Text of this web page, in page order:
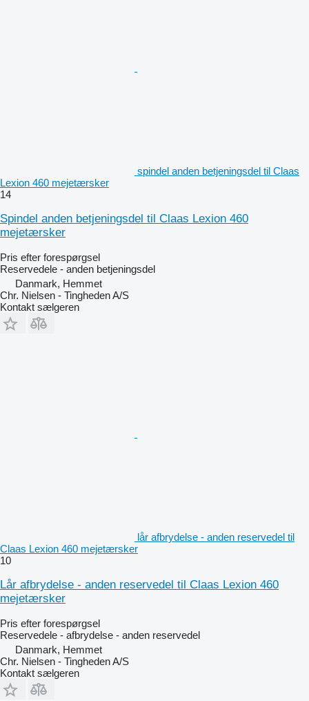
spindel anden betjeningsdel til Claas
Lexion 460 mejetærsker
14
Spindel anden betjeningsdel til Claas Lexion 460
mejetærsker
Pris efter forespørgsel
Reservedele - anden betjeningsdel
Danmark, Hemmet
Chr. Nielsen - Tingheden A/S
Kontakt sælgeren
lår afbrydelse - anden reservedel til
Claas Lexion 460 mejetærsker
10
Lår afbrydelse - anden reservedel til Claas Lexion 460
mejetærsker
Pris efter forespørgsel
Reservedele - afbrydelse - anden reservedel
Danmark, Hemmet
Chr. Nielsen - Tingheden A/S
Kontakt sælgeren